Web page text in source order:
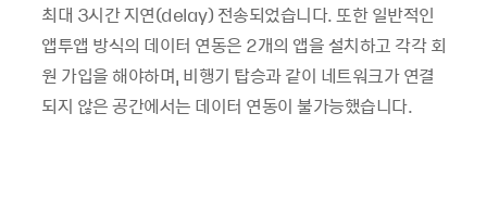
최대 3시간 지연(delay) 전송되었습니다. 또한 일반적인
앱투앱 방식의 데이터 연동은 2개의 앱을 설치하고 각각 회
원 가입을 해야하며, 비행기 탑승과 같이 네트워크가 연결
되지 않은 공간에서는 데이터 연동이 불가능했습니다.